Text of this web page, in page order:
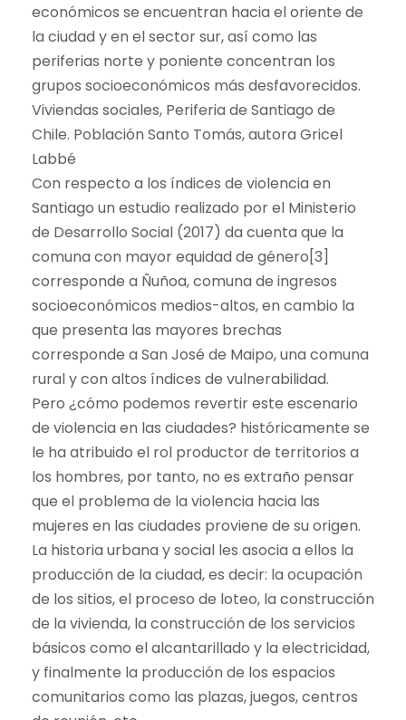
económicos se encuentran hacia el oriente de
la ciudad y en el sector sur, así como las
periferias norte y poniente concentran los
grupos socioeconómicos más desfavorecidos.
Viviendas sociales, Periferia de Santiago de
Chile. Población Santo Tomás, autora Gricel
Labbé
Con respecto a los índices de violencia en
Santiago un estudio realizado por el Ministerio
de Desarrollo Social (2017) da cuenta que la
comuna con mayor equidad de género[3]
corresponde a Ñuñoa, comuna de ingresos
socioeconómicos medios-altos, en cambio la
que presenta las mayores brechas
corresponde a San José de Maipo, una comuna
rural y con altos índices de vulnerabilidad.
Pero ¿cómo podemos revertir este escenario
de violencia en las ciudades? históricamente se
le ha atribuido el rol productor de territorios a
los hombres, por tanto, no es extraño pensar
que el problema de la violencia hacia las
mujeres en las ciudades proviene de su origen.
La historia urbana y social les asocia a ellos la
producción de la ciudad, es decir: la ocupación
de los sitios, el proceso de loteo, la construcción
de la vivienda, la construcción de los servicios
básicos como el alcantarillado y la electricidad,
y finalmente la producción de los espacios
comunitarios como las plazas, juegos, centros